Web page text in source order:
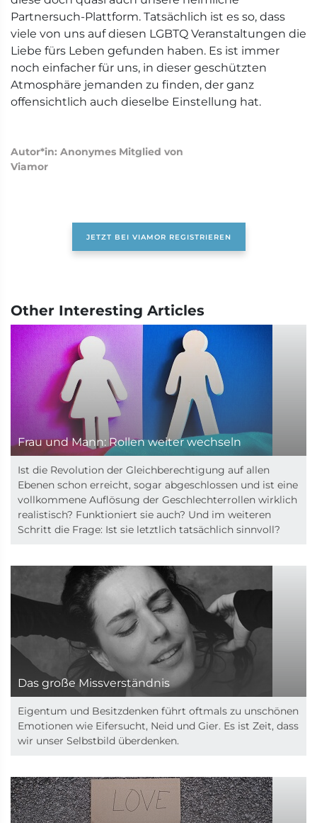
Partnersuch-Plattform. Tatsächlich ist es so, dass
viele von uns auf diesen LGBTQ Veranstaltungen die
Liebe fürs Leben gefunden haben. Es ist immer
noch einfacher für uns, in dieser geschützten
Atmosphäre jemanden zu finden, der ganz
offensichtlich auch dieselbe Einstellung hat.
Autor*in: Anonymes Mitglied von
Viamor
JETZT BEI VIAMOR REGISTRIEREN
Other Interesting Articles
Frau und Mann: Rollen weiter wechseln
Ist die Revolution der Gleichberechtigung auf allen
Ebenen schon erreicht, sogar abgeschlossen und ist eine
vollkommene Auflösung der Geschlechterrollen wirklich
realistisch? Funktioniert sie auch? Und im weiteren
Schritt die Frage: Ist sie letztlich tatsächlich sinnvoll?
Das große Missverständnis
Eigentum und Besitzdenken führt oftmals zu unschönen
Emotionen wie Eifersucht, Neid und Gier. Es ist Zeit, dass
wir unser Selbstbild überdenken.